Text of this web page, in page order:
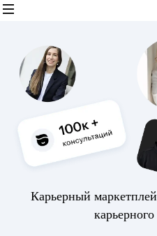
Карьерный
карьерного